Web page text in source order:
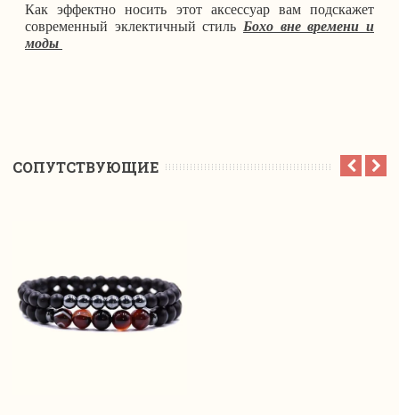
Как эффектно носить этот аксессуар вам подскажет
современный эклектичный стиль Бохо вне времени и
моды
CОПУТСТВУЮЩИЕ